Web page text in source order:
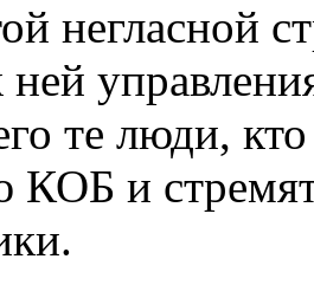
негласной
ней
те люди,
КОБ и